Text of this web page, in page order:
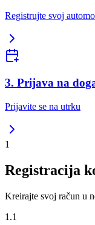
Registrujte svoj
3. Prijava na
Prijavite se na utrku
1
Registracija
Kreirajte svoj račun u
1.1